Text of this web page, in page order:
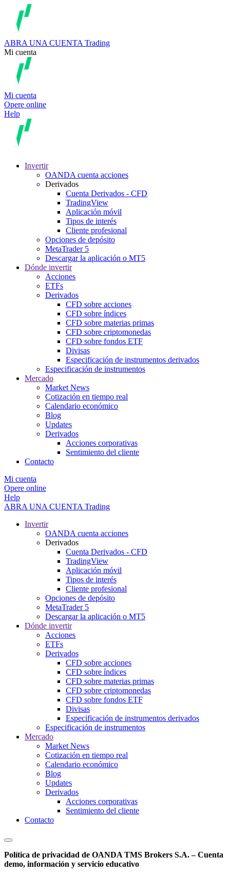
ABRA UNA CUENTA Trading
Mi cuenta
Mi cuenta
Opere online
Help
Invertir
OANDA cuenta acciones
Derivados
Cuenta Derivados - CFD
TradingView
Aplicación móvil
Tipos de interés
Cliente profesional
Opciones de depósito
MetaTrader 5
Descargar la aplicación o MT5
Dónde invertir
Acciones
ETFs
Derivados
CFD sobre acciones
CFD sobre índices
CFD sobre materias primas
CFD sobre criptomonedas
CFD sobre fondos ETF
Divisas
Especificación de instrumentos derivados
Especificación de instrumentos
Mercado
Market News
Cotización en tiempo real
Calendario económico
Blog
Updates
Derivados
Acciones corporativas
Sentimiento del cliente
Contacto
Mi cuenta
Opere online
Help
ABRA UNA CUENTA Trading
Invertir
OANDA cuenta acciones
Derivados
Cuenta Derivados - CFD
TradingView
Aplicación móvil
Tipos de interés
Cliente profesional
Opciones de depósito
MetaTrader 5
Descargar la aplicación o MT5
Dónde invertir
Acciones
ETFs
Derivados
CFD sobre acciones
CFD sobre índices
CFD sobre materias primas
CFD sobre criptomonedas
CFD sobre fondos ETF
Divisas
Especificación de instrumentos derivados
Especificación de instrumentos
Mercado
Market News
Cotización en tiempo real
Calendario económico
Blog
Updates
Derivados
Acciones corporativas
Sentimiento del cliente
Contacto
Política de privacidad de OANDA TMS Brokers S.A. – Cuenta
demo, información y servicio educativo